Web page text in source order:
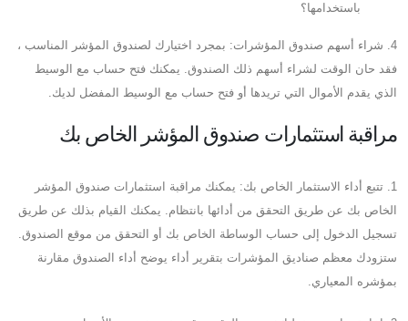
باستخدامها؟
4. شراء أسهم صندوق المؤشرات: بمجرد اختيارك لصندوق المؤشر المناسب ،
فقد حان الوقت لشراء أسهم ذلك الصندوق. يمكنك فتح حساب مع الوسيط
الذي يقدم الأموال التي تريدها أو فتح حساب مع الوسيط المفضل لديك.
مراقبة استثمارات صندوق المؤشر الخاص بك
1. تتبع أداء الاستثمار الخاص بك: يمكنك مراقبة استثمارات صندوق المؤشر
الخاص بك عن طريق التحقق من أدائها بانتظام. يمكنك القيام بذلك عن طريق
تسجيل الدخول إلى حساب الوساطة الخاص بك أو التحقق من موقع الصندوق.
ستزودك معظم صناديق المؤشرات بتقرير أداء يوضح أداء الصندوق مقارنة
بمؤشره المعياري.